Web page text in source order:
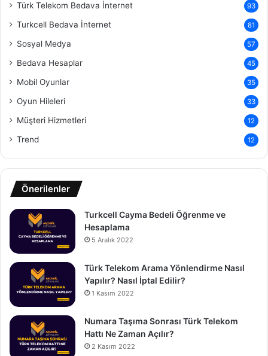
Türk Telekom Bedava İnternet 93
Turkcell Bedava İnternet 81
Sosyal Medya 57
Bedava Hesaplar 45
Mobil Oyunlar 35
Oyun Hileleri 33
Müşteri Hizmetleri 12
Trend 12
Önerilenler
Turkcell Cayma Bedeli Öğrenme ve
Hesaplama
5 Aralık 2022
Türk Telekom Arama Yönlendirme Nasıl
Yapılır? Nasıl İptal Edilir?
1 Kasım 2022
Numara Taşıma Sonrası Türk Telekom
Hattı Ne Zaman Açılır?
2 Kasım 2022